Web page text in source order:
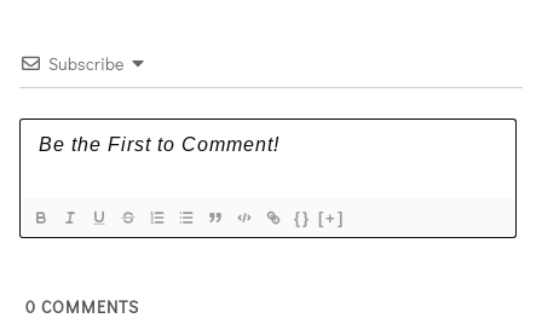
Subscribe
{} [+]
0 COMMENTS